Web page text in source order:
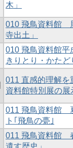
木」
010 飛鳥資料館
寺出土」
010 飛鳥資料館平
きりとり・かた
011 直感的理解を
資料館特別展の展
011 飛鳥資料館
ト｢飛鳥の甍｣
011 飛鳥資料館